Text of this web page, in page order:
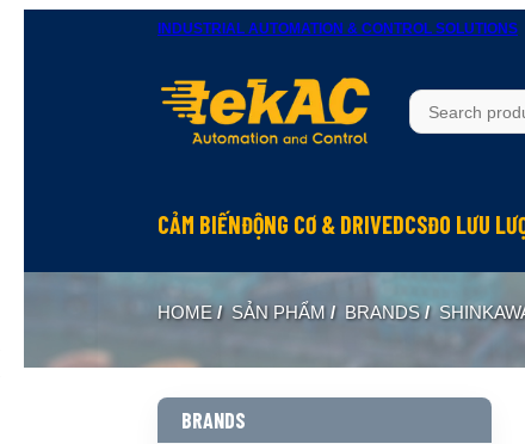
INDUSTRIAL AUTOMATION & CONTROL SOLUTIONS
CẢM BIẾNĐỘNG CƠ & DRIVEDCSĐO LƯU
HOME / SẢN PHẨM / BRANDS /
BRANDS